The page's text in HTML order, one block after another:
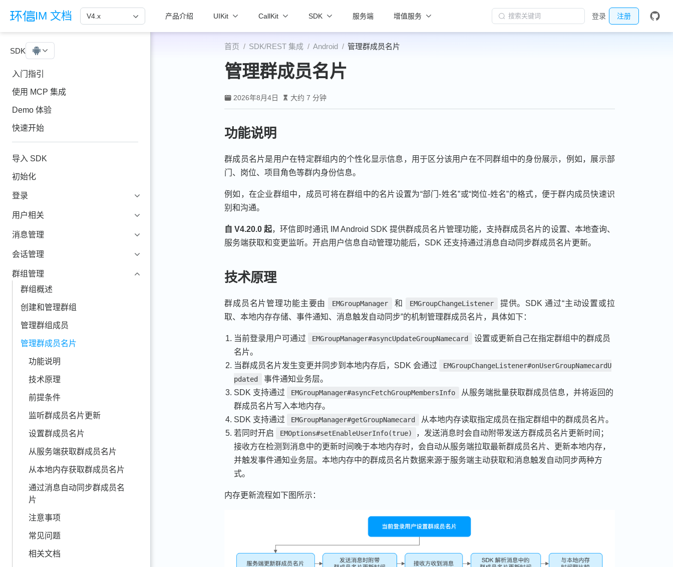
IM 文档 V4.x 产品介绍 UIKit CallKit SDK 服务端 增值服务 搜索关键词 登录 注册
SDK Android
入门指引
使用 MCP 集成
Demo 体验
快速开始
导入 SDK
初始化
登录
用户相关
消息管理
会话管理
群组管理
群组概述
创建和管理群组
管理群组成员
管理群成员名片
功能说明
技术原理
前提条件
监听群成员名片更新
设置群成员名片
从服务端获取群成员名片
从本地内存获取群成员名片
通过消息自动同步群成员名
片
注意事项
常见问题
相关文档
首页 SDK/REST 集成 Android 管理群成员名片
管理群成员名片
2026年8月4日 大约 7 分钟
功能说明
群成员名片是用户在特定群组内的个性化显示信息，用于区分该用户在不同群组中的身份展示，例如，展示部
门、岗位、项目角色等群内身份信息。
例如，在企业群组中，成员可将在群组中的名片设置为“部门-姓名”或“岗位-姓名”的格式，便于群内成员快速识
别和沟通。
自 V4.20.0 起，环信即时通讯 IM Android SDK 提供群成员名片管理功能，支持群成员名片的设置、本地查询、
服务端获取和变更监听。开启用户信息自动管理功能后，SDK 还支持通过消息自动同步群成员名片更新。
技术原理
群成员名片管理功能主要由 EMGroupManager 和 EMGroupChangeListener
提供。SDK 通过“主动设置或拉
取、本地内存存储、事件通知、消息触发自动同步”的机制管理群成员名片，具体如下：
当前登录用户可通过 EMGroupManager#asyncUpdateGroupNamecard
设置或更新自己在指定群组中的群成员
名片。
当群成员名片发生变更并同步到本地内存后，SDK 会通过
EMGroupChangeListener#onUserGroupNamecardU
pdated
事件通知业务层。
SDK 支持通过
EMGroupManager#asyncFetchGroupMembersInfo
从服务端批量获取群成员信息，并将返回的
群成员名片写入本地内存。
SDK 支持通过
EMGroupManager#getGroupNamecard
从本地内存读取指定成员在指定群组中的群成员名片。
若同时开启
EMOptions#setEnableUserInfo(true)
，发送消息时会自动附带发送方群成员名片更新时间；
接收方在检测到消息中的更新时间晚于本地内存时，会自动从服务端拉取最新群成员名片、更新本地内存，
并触发事件通知业务层。本地内存中的群成员名片数据来源于服务端主动获取和消息触发自动同步两种方
式。
内存更新流程如下图所示：